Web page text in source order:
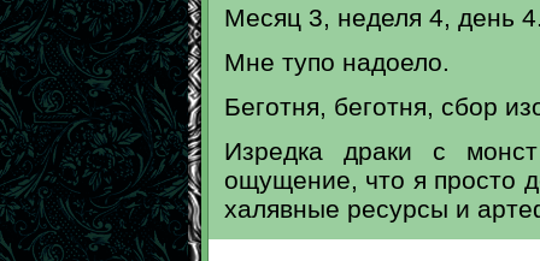
Месяц 3, неделя 4, день
Мне тупо надоело.
Беготня, беготня, сбор
Изредка драки с
ощущение, что я просто
халявные ресурсы и